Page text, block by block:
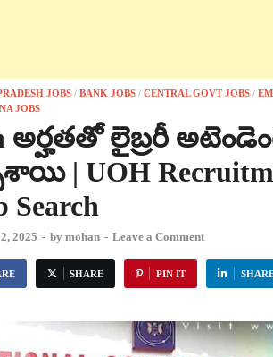
JOBS / BANK JOBS / CENTRAL GOVT JOBS /
JOBS
అర్హతతో లైబ్రరీ
| UOH
Search
2025 - by mohan - Leave a Comment
SHARE PIN IT